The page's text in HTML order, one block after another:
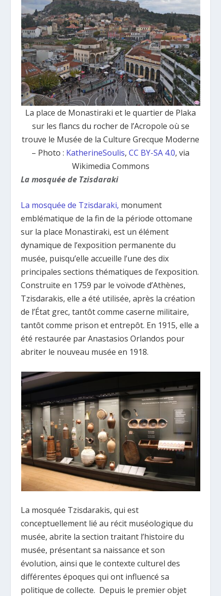
La place de Monastiraki et le quartier de Plaka
sur les flancs du rocher de l’Acropole où se
trouve le Musée de la Culture Grecque Moderne
– Photo : KatherineSoulis, CC BY-SA 4.0, via
Wikimedia Commons
La mosquée de Tzisdaraki
La mosquée de Tzisdaraki, monument
emblématique de la fin de la période ottomane
sur la place Monastiraki, est un élément
dynamique de l’exposition permanente du
musée, puisqu’elle accueille l’une des dix
principales sections thématiques de l’exposition.
Construite en 1759 par le voïvode d’Athènes,
Tzisdarakis, elle a été utilisée, après la création
de l’État grec, tantôt comme caserne militaire,
tantôt comme prison et entrepôt. En 1915, elle a
été restaurée par Anastasios Orlandos pour
abriter le nouveau musée en 1918.
La mosquée Tzisdarakis, qui est
conceptuellement lié au récit muséologique du
musée, abrite la section traitant l’histoire du
musée, présentant sa naissance et son
évolution, ainsi que le contexte culturel des
différentes époques qui ont influencé sa
politique de collecte. Depuis le premier objet